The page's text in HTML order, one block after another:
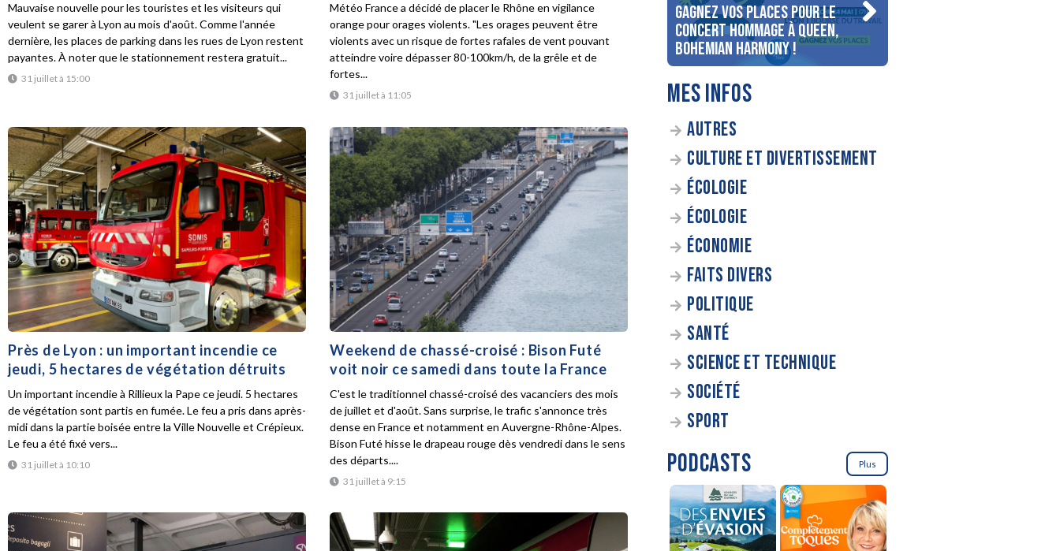
31 juillet à 15:00
Mauvaise nouvelle pour les touristes et les visiteurs qui
veulent se garer à Lyon au mois d'août. Comme l'année
dernière, les places de parking dans les rues de Lyon restent
payantes. À noter que le stationnement restera gratuit...
31 juillet à 11:05
Météo France a décidé de placer le Rhône en vigilance
orange pour orages violents. "Les orages peuvent être
violents avec un risque de fortes rafales de vent pouvant
atteindre voire dépasser 80-100km/h, de la grêle et de
fortes...
Près de Lyon : un important incendie ce
jeudi, 5 hectares de végétation détruits
31 juillet à 10:10
Un important incendie à Rillieux la Pape ce jeudi. 5 hectares
de végétation sont partis en fumée. Le feu a pris dans après-
midi dans la partie boisée entre la Ville Nouvelle et Crépieux.
Le feu a été fixé vers...
Weekend de chassé-croisé : Bison Futé
voit noir ce samedi dans toute la France
31 juillet à 9:15
C'est le traditionnel chassé-croisé des vacanciers des mois
de juillet et d'août. Sans surprise, le trafic s'annonce très
dense en France et notamment en Auvergne-Rhône-Alpes.
Bison Futé hisse le drapeau rouge dès vendredi dans le sens
des départs....
Gagnez vos places pour le
concert Hommage à Queen,
Bohemian Harmony !
MES INFOS
AUTRES
CULTURE ET DIVERTISSEMENT
ÉCOLOGIE
ÉCOLOGIE
ÉCONOMIE
FAITS DIVERS
POLITIQUE
SANTÉ
SCIENCE ET TECHNIQUE
SOCIÉTÉ
SPORT
PODCASTS Plus